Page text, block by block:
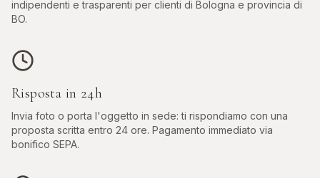
indipendenti e trasparenti per clienti di Bologna e provincia di
BO.
Risposta in 24h
Invia foto o porta l'oggetto in sede: ti rispondiamo con una
proposta scritta entro 24 ore. Pagamento immediato via
bonifico SEPA.